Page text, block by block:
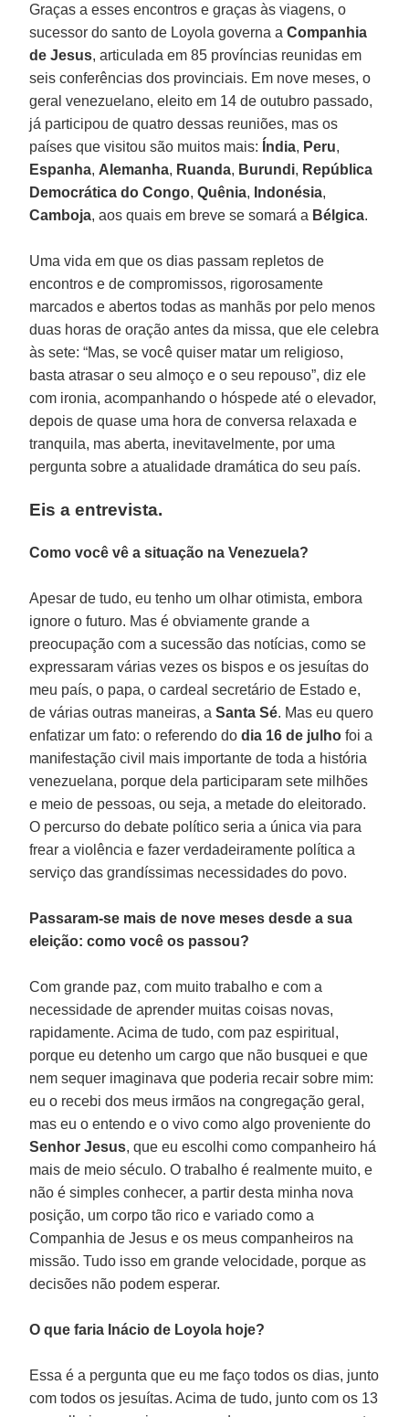
Graças a esses encontros e graças às viagens, o
sucessor do santo de Loyola governa aCompanhia
de Jesus, articulada em 85 províncias reunidas em
seis conferências dos provinciais. Em nove meses, o
geral venezuelano, eleito em 14 de outubro passado,
já participou de quatro dessas reuniões, mas os
países que visitou são muitos mais: Índia, Peru,
Espanha, Alemanha, Ruanda, Burundi, República
Democrática do Congo,Quênia, Indonésia,
Camboja, aos quais em breve se somará a Bélgica.
Uma vida em que os dias passam repletos de
encontros e de compromissos, rigorosamente
marcados e abertos todas as manhãs por pelo menos
duas horas de oração antes da missa, que ele celebra
às sete: “Mas, se você quiser matar um religioso,
basta atrasar o seu almoço e o seu repouso”, diz ele
com ironia, acompanhando o hóspede até o elevador,
depois de quase uma hora de conversa relaxada e
tranquila, mas aberta, inevitavelmente, por uma
pergunta sobre a atualidade dramática do seu país.
Eis a entrevista.
Como você vê a situação na Venezuela?
Apesar de tudo, eu tenho um olhar otimista, embora
ignore o futuro. Mas é obviamente grande a
preocupação com a sucessão das notícias, como se
expressaram várias vezes os bispos e os jesuítas do
meu país, o papa, o cardeal secretário de Estado e,
de várias outras maneiras, aSanta Sé. Mas eu quero
enfatizar um fato: o referendo dodia 16 de julho foi a
manifestação civil mais importante de toda a história
venezuelana, porque dela participaram sete milhões
e meio de pessoas, ou seja, a metade do eleitorado.
O percurso do debate político seria a única via para
frear a violência e fazer verdadeiramente política a
serviço das grandíssimas necessidades do povo.
Passaram-se mais de nove meses desde a sua
eleição: como você os passou?
Com grande paz, com muito trabalho e com a
necessidade de aprender muitas coisas novas,
rapidamente. Acima de tudo, com paz espiritual,
porque eu detenho um cargo que não busquei e que
nem sequer imaginava que poderia recair sobre mim:
eu o recebi dos meus irmãos na congregação geral,
mas eu o entendo e o vivo como algo proveniente do
Senhor Jesus, que eu escolhi como companheiro há
mais de meio século. O trabalho é realmente muito, e
não é simples conhecer, a partir desta minha nova
posição, um corpo tão rico e variado como a
Companhia de Jesus e os meus companheiros na
missão. Tudo isso em grande velocidade, porque as
decisões não podem esperar.
O que faria Inácio de Loyola hoje?
Essa é a pergunta que eu me faço todos os dias, junto
com todos os jesuítas. Acima de tudo, junto com os 13